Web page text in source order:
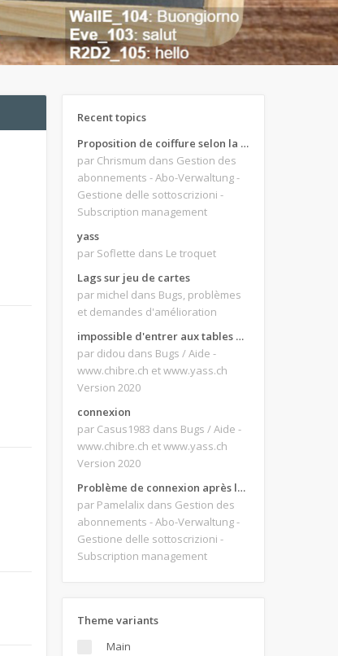
Recent topics
Proposition de coiffure selon la forme du visage.
par Chrismum dans Gestion des
abonnements - Abo-Verwaltung -
Gestione delle sottoscrizioni -
Subscription management
yass
par Soflette dans Le troquet
Lags sur jeu de cartes
par michel dans Bugs, problèmes
et demandes d'amélioration
impossible d'entrer aux tables de jeux
par didou dans Bugs / Aide -
www.chibre.ch et www.yass.ch
Version 2020
connexion
par Casus1983 dans Bugs / Aide -
www.chibre.ch et www.yass.ch
Version 2020
Problème de connexion après le changement d'adresse e-mail.
par Pamelalix dans Gestion des
abonnements - Abo-Verwaltung -
Gestione delle sottoscrizioni -
Subscription management
Theme variants
Main